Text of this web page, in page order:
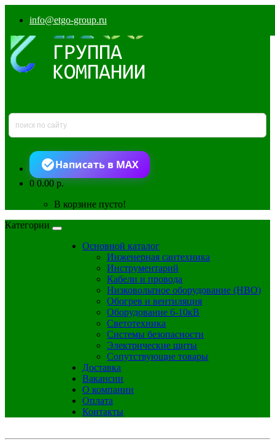
info@etgo-group.ru
Написать в MAX
00.00 р.
В корзине пусто!
Категории
Основной каталог
Инженерная сантехника
Инструментарий
Кабели и провода
Низковольтное оборудование (НВО)
Обогрев и вентиляция
Оборудование 6-10кВ
Светотехника
Системы безопасности
Электрические щиты
Сопутствующие товары
Доставка
Вакансии
О компании
Оплата
Контакты